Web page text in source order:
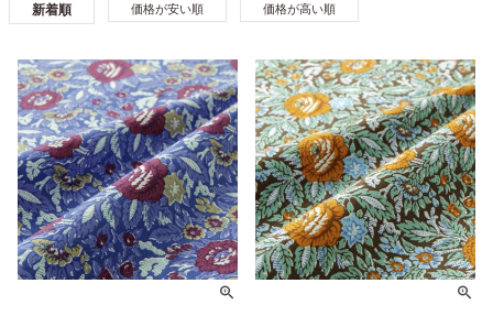
新着順 価格が安い順 価格が高い順